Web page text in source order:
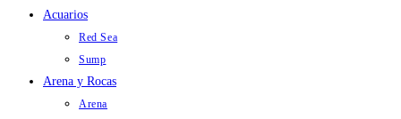
Acuarios
Red Sea
Sump
Arena y Rocas
Arena